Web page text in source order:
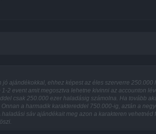
ajándékokkal, ehhez képest az éles szerverre 250.000
2 event amit megosztva lehetne kivinni az accounton
csak 250.000 ezer haladásig számolna. Ha tovább
a harmadik karaktereddel 750.000-ig, aztán a
sáv ajándékait meg azon a karakteren vehetnéd